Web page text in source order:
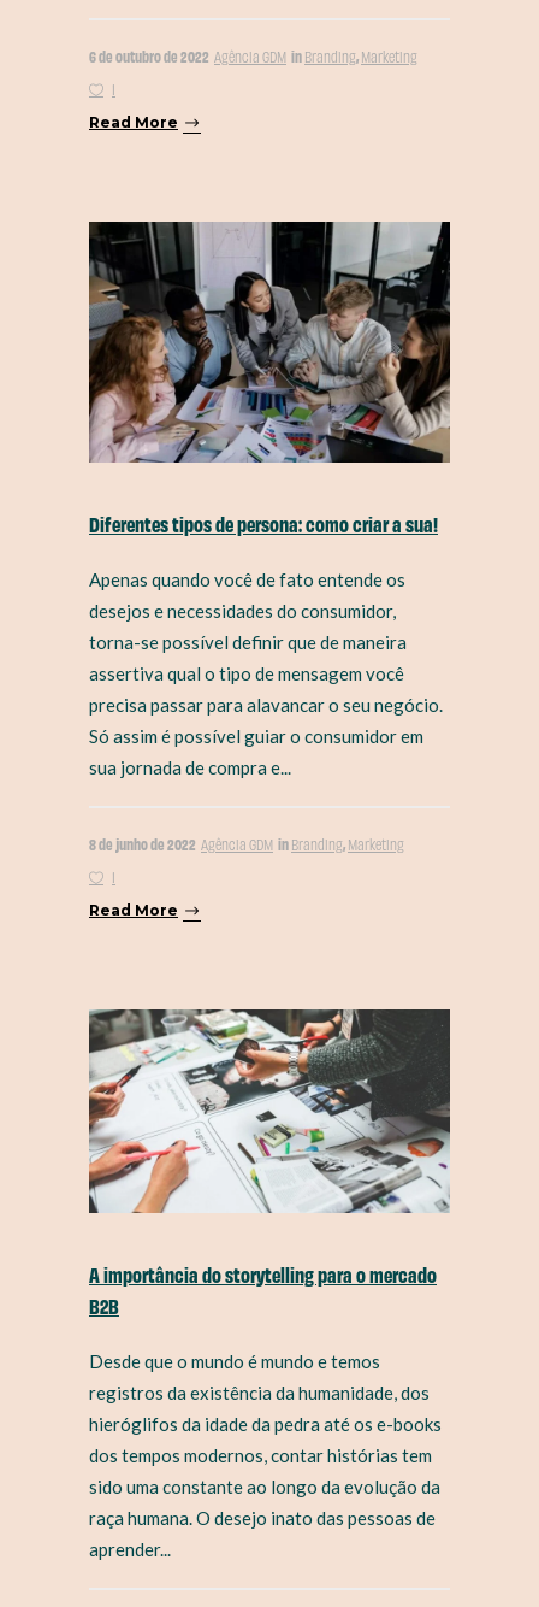
6 de outubro de 2022 Agência GDM in Branding, Marketing
1
Read More
Diferentes tipos de persona: como criar a sua!
Apenas quando você de fato entende os
desejos e necessidades do consumidor,
torna-se possível definir que de maneira
assertiva qual o tipo de mensagem você
precisa passar para alavancar o seu negócio.
Só assim é possível guiar o consumidor em
sua jornada de compra e...
8 de junho de 2022 Agência GDM in Branding, Marketing
1
Read More
A importância do storytelling para o mercado
B2B
Desde que o mundo é mundo e temos
registros da existência da humanidade, dos
hieróglifos da idade da pedra até os e-books
dos tempos modernos, contar histórias tem
sido uma constante ao longo da evolução da
raça humana. O desejo inato das pessoas de
aprender...